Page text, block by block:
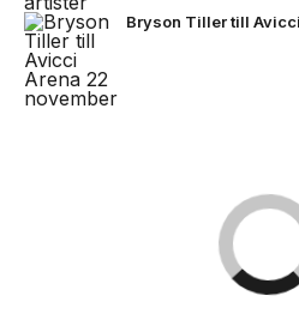
Bryson Tiller till